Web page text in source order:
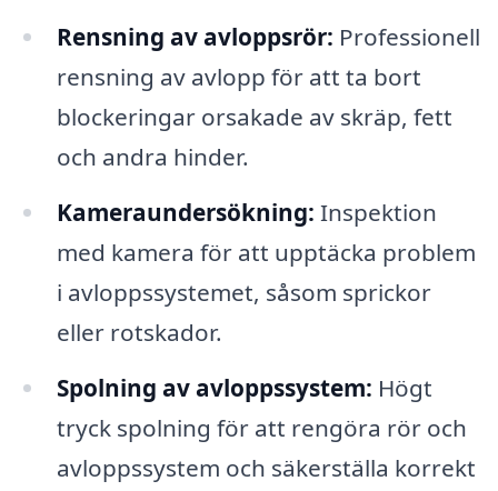
Rensning av avloppsrör: Professionell
rensning av avlopp för att ta bort
blockeringar orsakade av skräp, fett
och andra hinder.
Kameraundersökning: Inspektion
med kamera för att upptäcka problem
i avloppssystemet, såsom sprickor
eller rotskador.
Spolning av avloppssystem: Högt
tryck spolning för att rengöra rör och
avloppssystem och säkerställa korrekt